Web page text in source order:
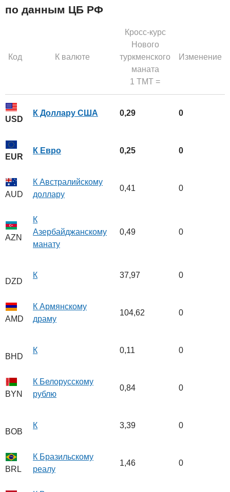
по данным ЦБ РФ
Код К валюте
Кросс-курс
Нового
туркменского
маната
1 TMT =
Изменение
USD
К Доллару США 0,29 0
EUR
К Евро 0,25 0
AUD
К Австралийскому
доллару
0,41 0
AZN
К
Азербайджанскому
манату
0,49 0
DZD
К 37,97 0
AMD
К Армянскому
драму
104,62 0
BHD
К 0,11 0
BYN
К Белорусскому
рублю
0,84 0
BOB
К 3,39 0
BRL
К Бразильскому
реалу
1,46 0